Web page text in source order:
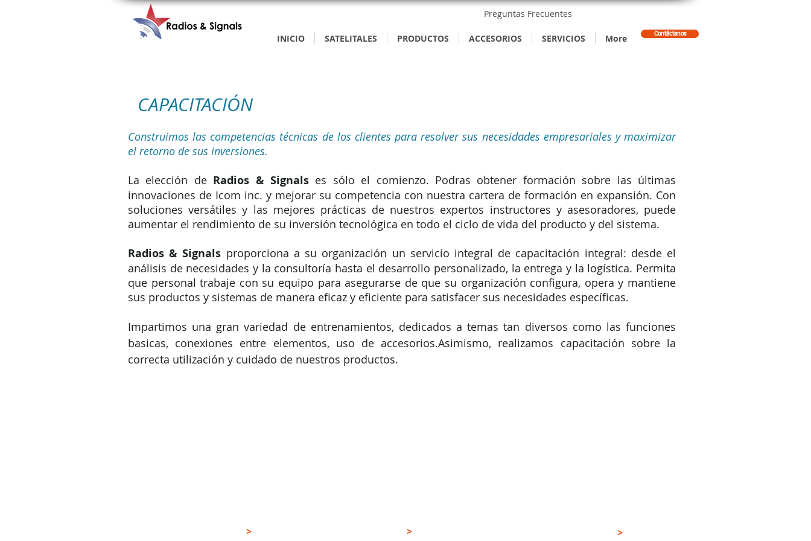
Preguntas Frecuentes
INICIO SATELITALES PRODUCTOS ACCESORIOS SERVICIOS More Contáctanos
CAPACITACIÓN
Construimos las competencias técnicas de los clientes para resolver sus necesidades empresariales y maximizar
el retorno de sus inversiones.
La elección de Radios & Signals es sólo el comienzo. Podras obtener formación sobre las últimas
innovaciones de Icom inc. y mejorar su competencia con nuestra cartera de formación en expansión. Con
soluciones versátiles y las mejores prácticas de nuestros expertos instructores y asesoradores, puede
aumentar el rendimiento de su inversión tecnológica en todo el ciclo de vida del producto y del sistema.
Radios & Signals proporciona a su organización un servicio integral de capacitación integral: desde el
análisis de necesidades y la consultoría hasta el desarrollo personalizado, la entrega y la logística. Permita
que personal trabaje con su equipo para asegurarse de que su organización configura, opera y mantiene
sus productos y sistemas de manera eficaz y eficiente para satisfacer sus necesidades específicas.
Impartimos una gran variedad de entrenamientos, dedicados a temas tan diversos como las funciones
basicas, conexiones entre elementos, uso de accesorios.Asimismo, realizamos capacitación sobre la
correcta utilización y cuidado de nuestros productos.
> >
>